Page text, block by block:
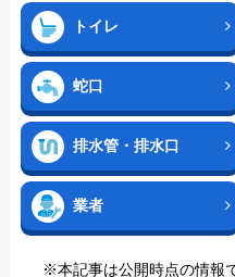
トイレ
蛇口
排水管・排水口
業者
※本記事は公開時点の情報